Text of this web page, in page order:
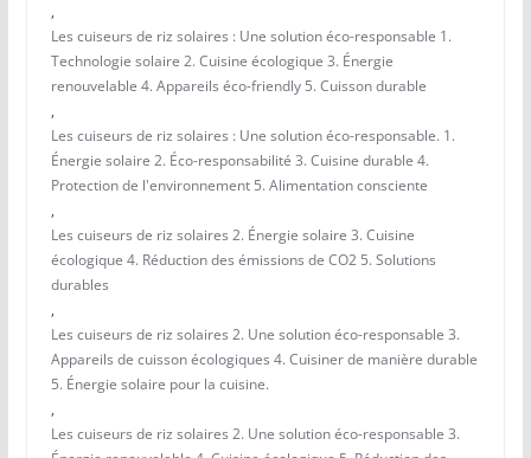
,
Les cuiseurs de riz solaires : Une solution éco-responsable 1.
Technologie solaire 2. Cuisine écologique 3. Énergie
renouvelable 4. Appareils éco-friendly 5. Cuisson durable
,
Les cuiseurs de riz solaires : Une solution éco-responsable. 1.
Énergie solaire 2. Éco-responsabilité 3. Cuisine durable 4.
Protection de l'environnement 5. Alimentation consciente
,
Les cuiseurs de riz solaires 2. Énergie solaire 3. Cuisine
écologique 4. Réduction des émissions de CO2 5. Solutions
durables
,
Les cuiseurs de riz solaires 2. Une solution éco-responsable 3.
Appareils de cuisson écologiques 4. Cuisiner de manière durable
5. Énergie solaire pour la cuisine.
,
Les cuiseurs de riz solaires 2. Une solution éco-responsable 3.